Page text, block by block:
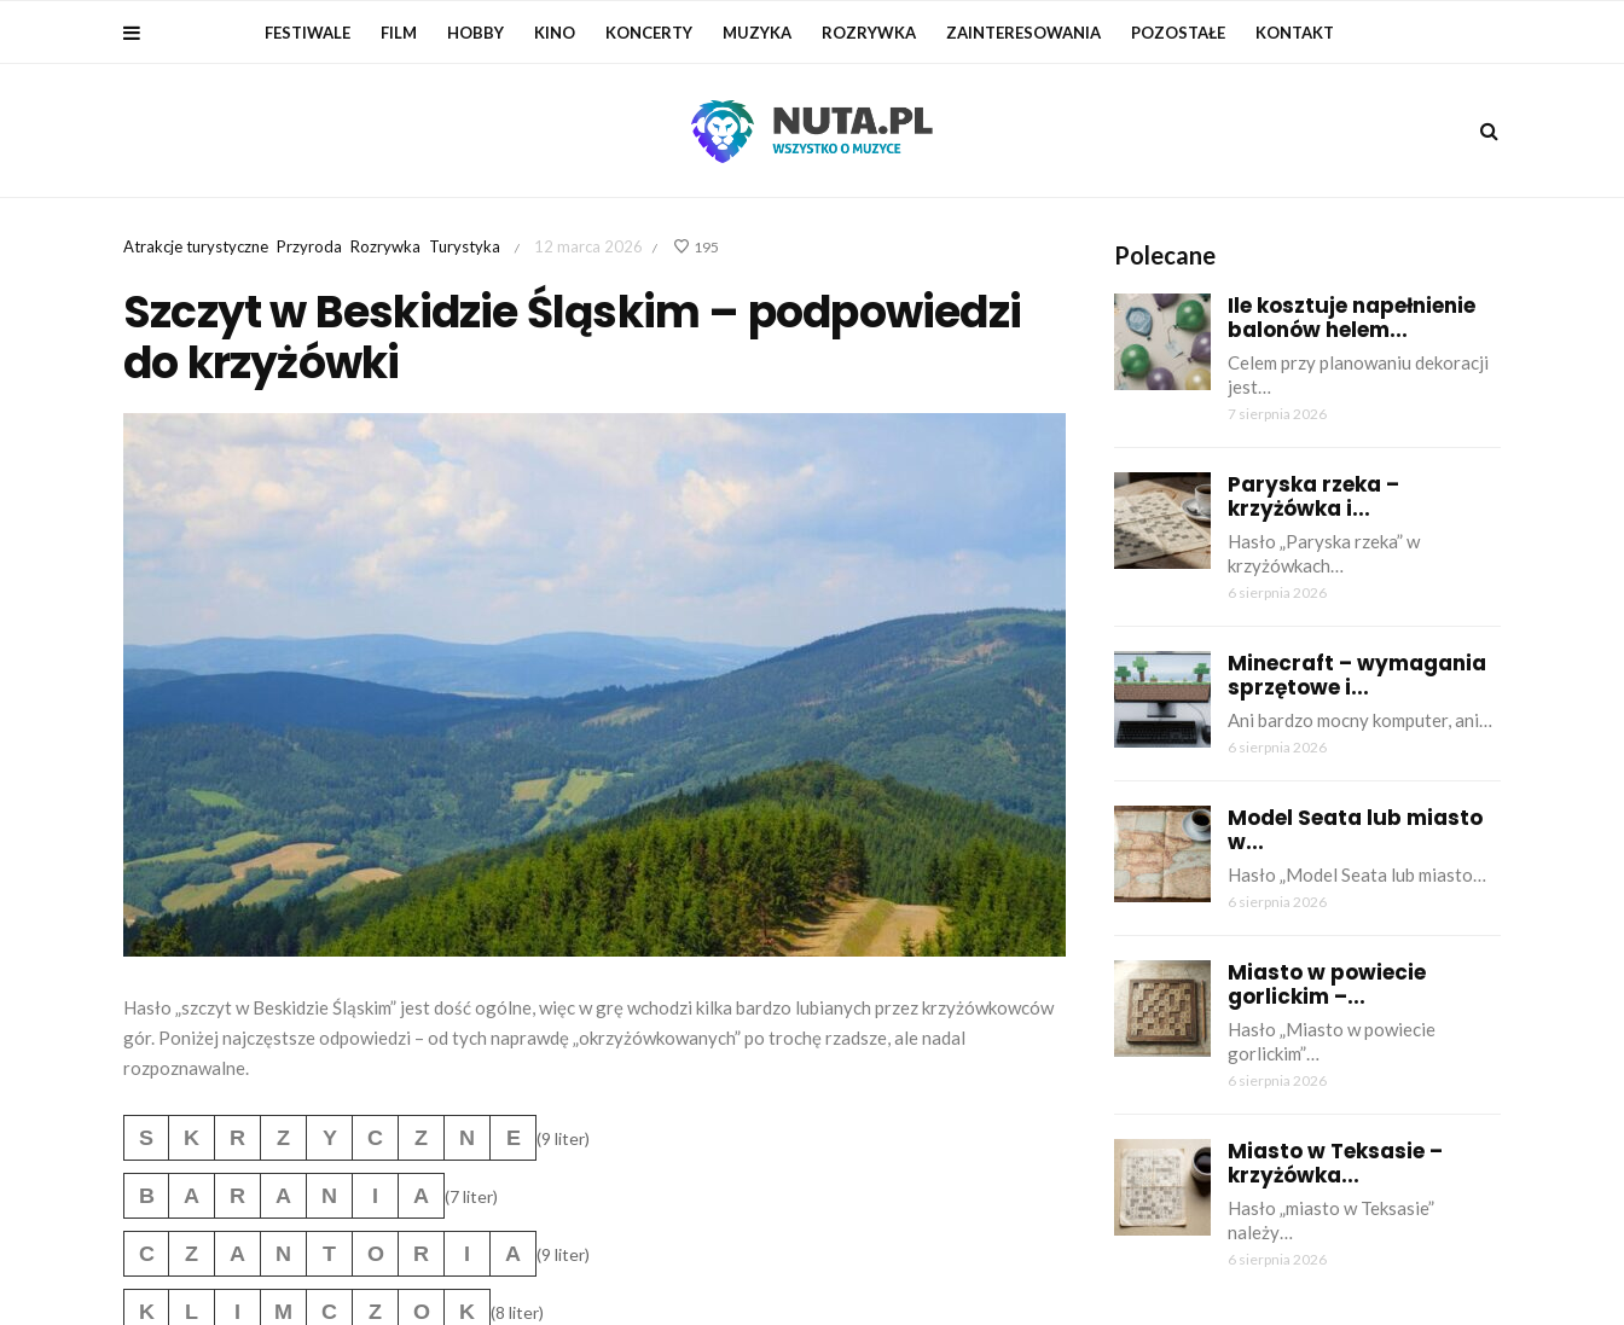
FESTIWALE FILM HOBBY KINO KONCERTY MUZYKA ROZRYWKA ZAINTERESOWANIA POZOSTAŁE KONTAKT
Atrakcje turystyczne Przyroda Rozrywka Turystyka / 12 marca 2026 / 195
Szczyt w Beskidzie Śląskim – podpowiedzi
do krzyżówki
Hasło „szczyt w Beskidzie Śląskim” jest dość ogólne, więc w grę wchodzi kilka bardzo lubianych przez krzyżówkowców
gór. Poniżej najczęstsze odpowiedzi – od tych naprawdę „okrzyżówkowanych” po trochę rzadsze, ale nadal
rozpoznawalne.
S K R Z Y C Z N E (9 liter)
B A R A N I A (7 liter)
C Z A N T O R I A (9 liter)
K L I M C Z O K (8 liter)
Polecane
Ile kosztuje napełnienie
balonów helem...
Celem przy planowaniu dekoracji
jest…
7 sierpnia 2026
Paryska rzeka –
krzyżówka i...
Hasło „Paryska rzeka” w
krzyżówkach…
6 sierpnia 2026
Minecraft – wymagania
sprzętowe i...
Ani bardzo mocny komputer, ani…
6 sierpnia 2026
Model Seata lub miasto
w...
Hasło „Model Seata lub miasto…
6 sierpnia 2026
Miasto w powiecie
gorlickim –...
Hasło „Miasto w powiecie
gorlickim”…
6 sierpnia 2026
Miasto w Teksasie –
krzyżówka...
Hasło „miasto w Teksasie”
należy…
6 sierpnia 2026